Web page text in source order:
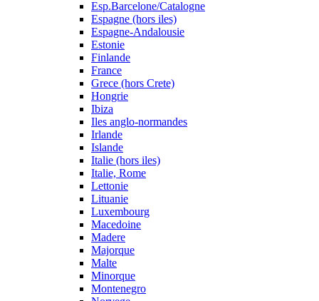
Esp.Barcelone/Catalogne
Espagne (hors iles)
Espagne-Andalousie
Estonie
Finlande
France
Grece (hors Crete)
Hongrie
Ibiza
Iles anglo-normandes
Irlande
Islande
Italie (hors iles)
Italie, Rome
Lettonie
Lituanie
Luxembourg
Macedoine
Madere
Majorque
Malte
Minorque
Montenegro